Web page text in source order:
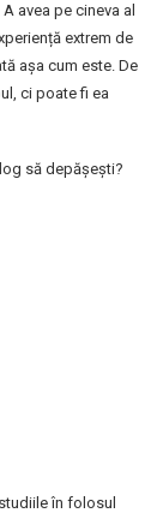
avea pe cineva al
extrem de
așa cum este. De
ci poate fi ea
să depășești?
în folosul